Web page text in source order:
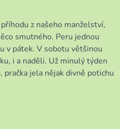
mými
koleny.
z našeho manželství,
smutného. Peru jednou
v pátek. V sobotu většinou
i a naděli. Už minulý týden
pračka jela nějak divně potichu